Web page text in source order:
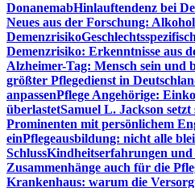
DonanemabHinlauftendenz bei
Neues aus der Forschung:
Demenzrisiko
Demenzrisiko: Erkenntnisse aus
Alzheimer-Tag: Mensch sein und
größter Pflegedienst in
anpassenPflege Angehörige:
überlastetSamuel L. Jackson
Prominenten mit persönlichem
einPflegeausbildung: nicht alle
SchlussKindheitserfahrungen
Zusammenhänge auch für die
Krankenhaus: warum die